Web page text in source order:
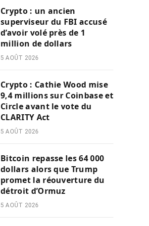
Crypto : un ancien
superviseur du FBI accusé
d’avoir volé près de 1
million de dollars
5 AOÛT 2026
Crypto : Cathie Wood mise
9,4 millions sur Coinbase et
Circle avant le vote du
CLARITY Act
5 AOÛT 2026
Bitcoin repasse les 64 000
dollars alors que Trump
promet la réouverture du
détroit d’Ormuz
5 AOÛT 2026